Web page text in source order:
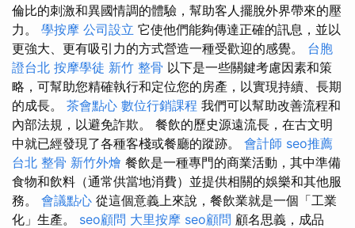
倫比的刺激和異國情調的體驗，幫助客人擺脫外界帶來的壓
力。 學按摩 公司設立 它使他們能夠傳達正確的訊息，並以
更強大、更有吸引力的方式營造一種受歡迎的感覺。 台胞
證台北 按摩學徒 新竹 整骨 以下是一些關鍵考慮因素和策
略，可幫助您精確執行和定位您的房產，以實現持續、長期
的成長。 茶會點心 數位行銷課程 我們可以幫助改善流程和
內部法規，以避免詐欺。 餐飲的歷史源遠流長，在古文明
中就已經發現了各種客棧或餐廳的蹤跡。 會計師 seo推薦
台北 整骨 新竹外燴 餐飲是一種專門的商業活動，其中準備
食物和飲料（通常供當地消費）並提供相關的娛樂和其他服
務。 會議點心 從這個意義上來說，餐飲業就是一個「工業
化」生產。 seo顧問 大里按摩 seo顧問 顧名思義，成品